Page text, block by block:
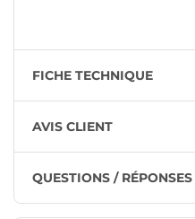
FICHE TECHNIQUE
AVIS CLIENT
QUESTIONS / RÉPONSES